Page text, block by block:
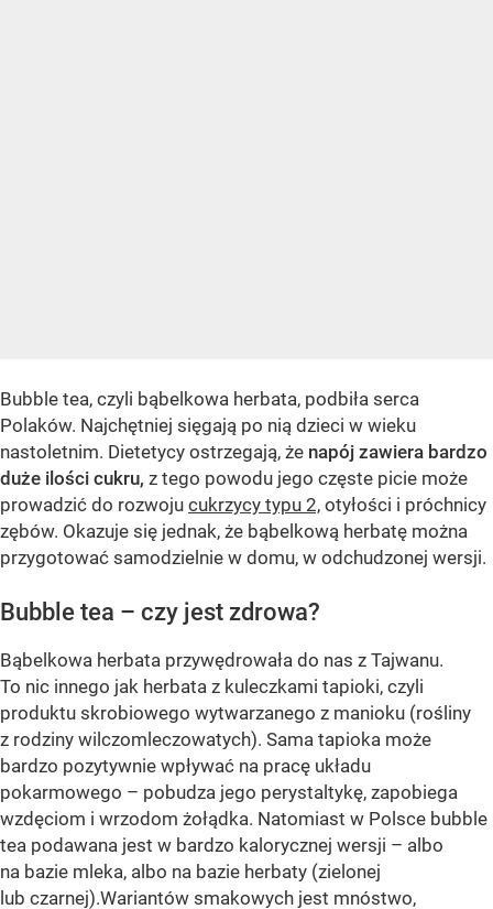
Bubble tea, czyli bąbelkowa herbata, podbiła serca
Polaków. Najchętniej sięgają po nią dzieci w wieku
nastoletnim. Dietetycy ostrzegają, że napój zawiera bardzo
duże ilości cukru, z tego powodu jego częste picie może
prowadzić do rozwoju cukrzycy typu 2, otyłości i próchnicy
zębów. Okazuje się jednak, że bąbelkową herbatę można
przygotować samodzielnie w domu, w odchudzonej wersji.
Bubble tea – czy jest zdrowa?
Bąbelkowa herbata przywędrowała do nas z Tajwanu.
To nic innego jak herbata z kuleczkami tapioki, czyli
produktu skrobiowego wytwarzanego z manioku (rośliny
z rodziny wilczomleczowatych). Sama tapioka może
bardzo pozytywnie wpływać na pracę układu
pokarmowego – pobudza jego perystaltykę, zapobiega
wzdęciom i wrzodom żołądka. Natomiast w Polsce bubble
tea podawana jest w bardzo kalorycznej wersji – albo
na bazie mleka, albo na bazie herbaty (zielonej
lub czarnej).Wariantów smakowych jest mnóstwo,